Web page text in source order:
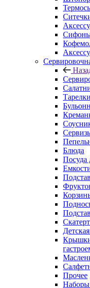
Тарелки
Блюда
Посуда
Крышки
Прочее
Наборы